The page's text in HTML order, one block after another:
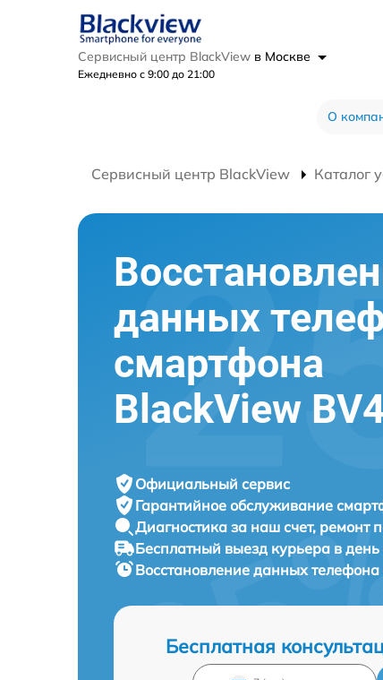
Сервисный центр BlackView в Москве
Ежедневно с 9:00 до 21:00
О
Сервисный центр BlackView Каталог
данных
смартфона
BlackView
Официальный сервис
Гарантийное обслуживание
Диагностика за наш счет, ремонт
Бесплатный выезд курьера в
Восстановление данных
Бесплатная